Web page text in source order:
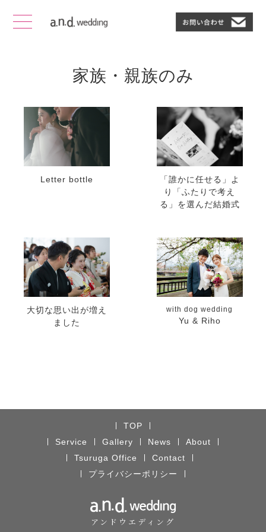
家族・親族のみ
Letter bottle
「誰かに任せる」よ
り「ふたりで考え
る」を選んだ結婚式
大切な思い出が増え
ました
with dog wedding
Yu & Riho
TOP
Service
Gallery News
About
Tsuruga Office
Contact
プライバシーポリシー
アンドウエディング